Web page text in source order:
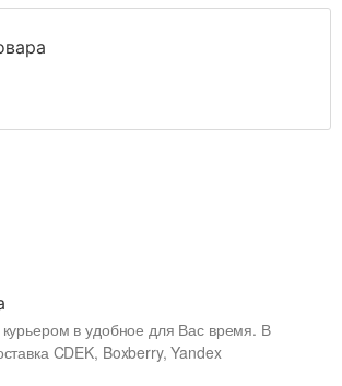
в удобное для Вас время. В
CDEK, Boxberry, Yandex